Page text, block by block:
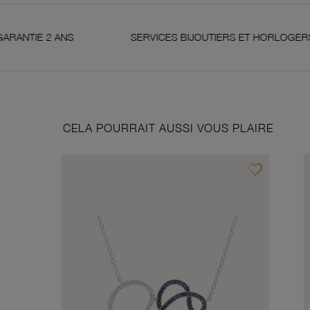
SERVICES BIJOUTIERS ET HORLOGERS
CELA POURRAIT AUSSI VOUS PLAIRE
favorite_borderAjouter à vos